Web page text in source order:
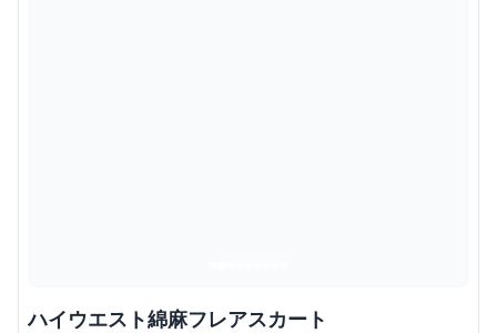
ハイウエスト綿麻フレアスカート